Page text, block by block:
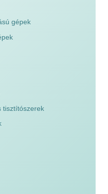
gépek
tisztítószerek